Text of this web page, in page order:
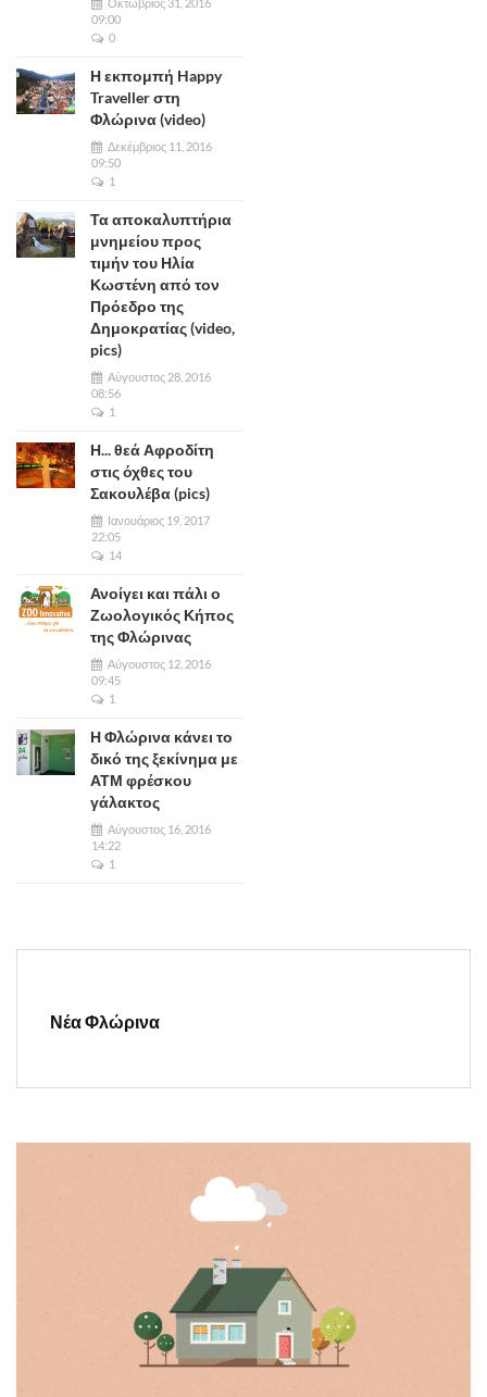
09:00
0
Η εκπομπή Happy
Traveller στη
Φλώρινα (video)
Δεκέμβριος 11, 2016
09:50
1
Τα αποκαλυπτήρια
μνημείου προς
τιμήν του Ηλία
Κωστένη από τον
Πρόεδρο της
Δημοκρατίας (video,
pics)
Αύγουστος 28, 2016
08:56
1
Η... θεά Αφροδίτη
στις όχθες του
Σακουλέβα (pics)
Ιανουάριος 19, 2017
22:05
14
Ανοίγει και πάλι ο
Ζωολογικός Κήπος
της Φλώρινας
Αύγουστος 12, 2016
09:45
1
Η Φλώρινα κάνει το
δικό της ξεκίνημα με
ΑΤΜ φρέσκου
γάλακτος
Αύγουστος 16, 2016
14:22
1
Νέα Φλώρινα